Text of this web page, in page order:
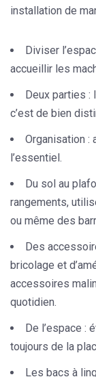
installation de
Diviser
accueillir les
Deux parties :
c’est de bien
Organisation :
l’essentiel.
Du sol au
rangements,
ou même des
Des
bricolage et
accessoires
quotidien.
De l’espace :
toujours de la
Les bacs à